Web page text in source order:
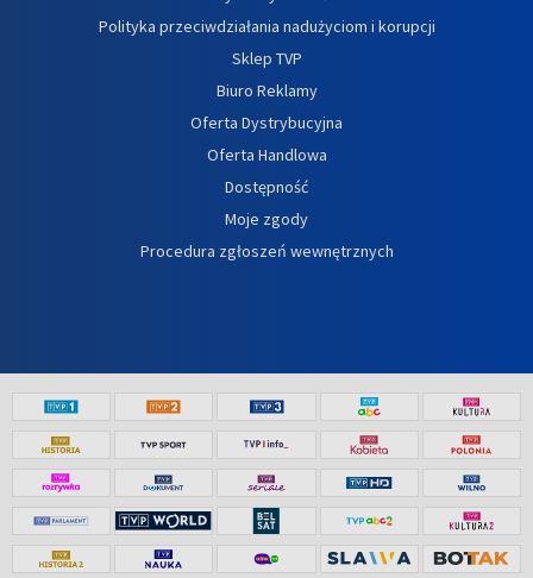
Polityka przeciwdziałania nadużyciom i korupcji
Sklep TVP
Biuro Reklamy
Oferta Dystrybucyjna
Oferta Handlowa
Dostępność
Moje zgody
Procedura zgłoszeń wewnętrznych